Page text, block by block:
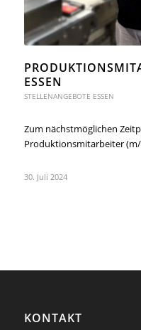
ESSEN
STELLENANGEBOTE ESSEN
Zum nächstmöglichen
Produktionsmitarbeiter
30. Juli 2024
KONTAKT